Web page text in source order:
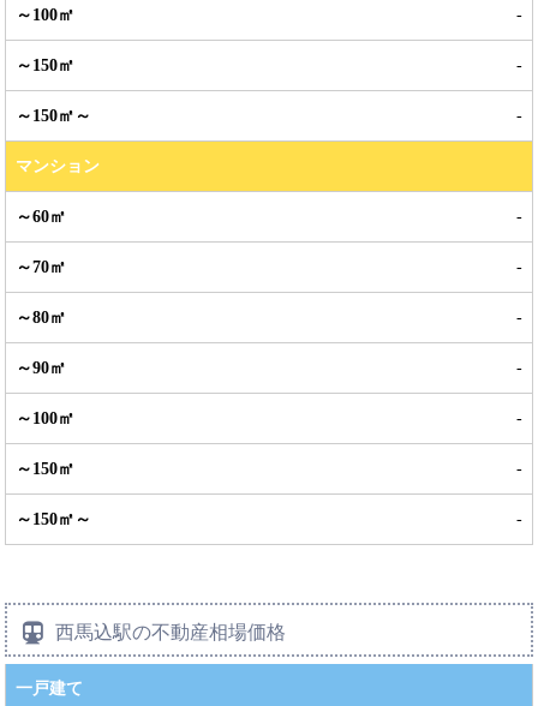
-
-
-
マンション
-
-
-
-
-
-
-
西馬込駅の不動産相場価格
一戸建て